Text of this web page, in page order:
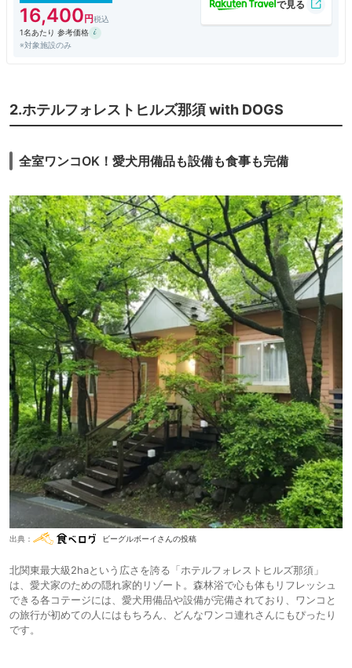
16,400
1名あたり 参考価格
※対象施設のみ
2.ホテルフォレストヒルズ那須 with DOGS
全室ワンコOK！愛犬用備品も設備も食事も完備
出典： ビーグルボーイさんの投稿
北関東最大級2haという広さを誇る「ホテルフォレストヒルズ那須」
は、愛犬家のための隠れ家的リゾート。森林浴で心も体もリフレッシュ
できる各コテージには、愛犬用備品や設備が完備されており、ワンコと
の旅行が初めての人にはもちろん、どんなワンコ連れさんにもぴったり
です。